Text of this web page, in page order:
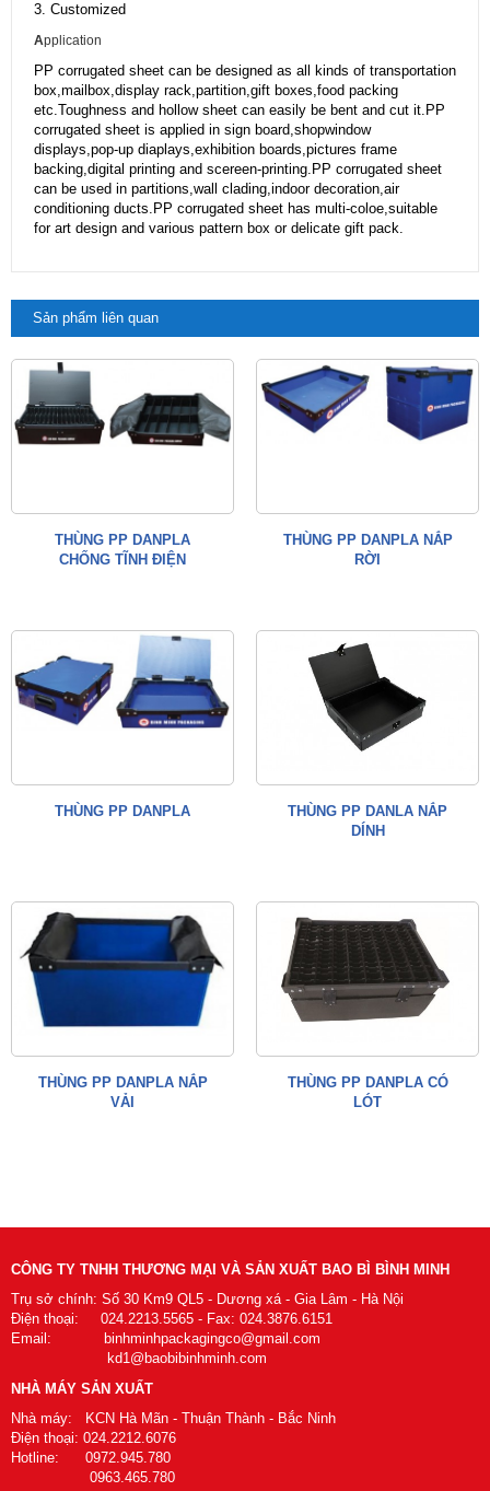
3. Customized
Application
PP corrugated sheet can be designed as all kinds of transportation
box,mailbox,display rack,partition,gift boxes,food packing
etc.Toughness and hollow sheet can easily be bent and cut it.PP
corrugated sheet is applied in sign board,shopwindow
displays,pop-up diaplays,exhibition boards,pictures frame
backing,digital printing and scereen-printing.PP corrugated sheet
can be used in partitions,wall clading,indoor decoration,air
conditioning ducts.PP corrugated sheet has multi-coloe,suitable
for art design and various pattern box or delicate gift pack.
Sản phẩm liên quan
THÙNG PP DANPLA
CHỐNG TĨNH ĐIỆN
THÙNG PP DANPLA NẮP
RỜI
THÙNG PP DANPLA
THÙNG PP DANLA NẮP
DÍNH
THÙNG PP DANPLA NẮP
VẢI
THÙNG PP DANPLA CÓ
LÓT
CÔNG TY TNHH THƯƠNG MẠI VÀ SẢN XUẤT BAO BÌ BÌNH MINH
Trụ sở chính: Số 30 Km9 QL5 - Dương xá - Gia Lâm - Hà Nội
Điện thoại: 024.2213.5565 - Fax: 024.3876.6151
Email: binhminhpackagingco@gmail.com
kd1@baobibinhminh.com
NHÀ MÁY SẢN XUẤT
Nhà máy: KCN Hà Mãn - Thuận Thành - Bắc Ninh
Điện thoại: 024.2212.6076
Hotline: 0972.945.780
0963.465.780